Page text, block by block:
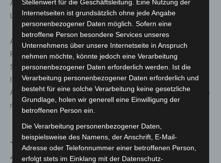
Aegi, im Musik Kiosk am Kröpcke und in der Langen
Laube 10 erhältlich.
Als Parkmöglichkeit wird das Parkhaus 1 (P1) empfohlen.
Für Gäste der Reihe „Erleben & Erlesen“ gilt ein
Sondertarif von vier Stunden Parken für vier Euro.
Informationen dazu gibt es beim Veranstaltungseinlass.
Alternativ ist die Anreise mit öffentlichen Verkehrsmitteln
möglich.
Termine der Reihe „Erleben & Erlesen“
2026 im Überblick
Stellenwert für die Geschäftsleitung. Eine Nutzung der
Internetseiten ist grundsätzlich ohne jede Angabe
personenbezogener Daten möglich. Sofern eine
betroffene Person besondere Services unseres
Unternehmens über unsere Internetseite in Anspruch
nehmen möchte, könnte jedoch eine Verarbeitung
personenbezogener Daten erforderlich werden. Ist die
Verarbeitung personenbezogener Daten erforderlich und
besteht für eine solche Verarbeitung keine gesetzliche
Grundlage, holen wir generell eine Einwilligung der
betroffenen Person ein.
Die Verarbeitung personenbezogener Daten,
beispielsweise des Namens, der Anschrift, E-Mail-
Adresse oder Telefonnummer einer betroffenen Person,
erfolgt stets im Einklang mit der Datenschutz-